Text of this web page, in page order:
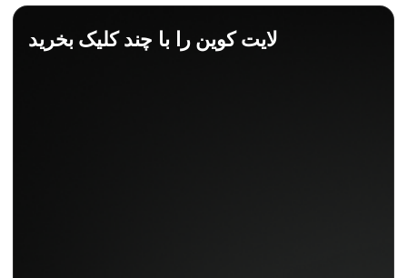
لایت کوین را با چند کلیک بخرید